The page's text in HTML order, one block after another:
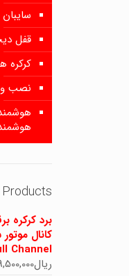
قفل
کرکره
نصب و
Products
برد کرکره
Channel)
ریال